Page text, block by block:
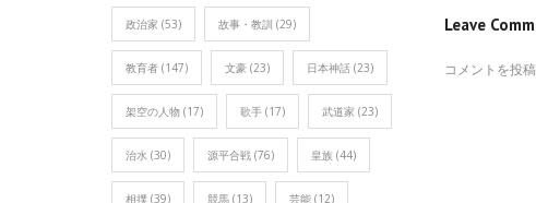
Leave
コメントを投
政治家 (53) 故事・教訓 (29)
教育者 (147) 文豪 (23) 日本神話 (23)
架空の人物 (17) 歌手 (17) 武道家 (23)
治水 (30) 源平合戦 (76) 皇族 (44)
相撲 (39) 競馬 (13) 芸能 (12)